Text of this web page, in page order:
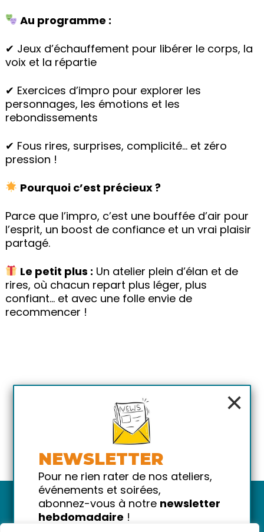
Au programme :
✔ Jeux d’échauffement pour libérer le corps, la
voix et la répartie
✔ Exercices d’impro pour explorer les
personnages, les émotions et les
rebondissements
✔ Fous rires, surprises, complicité… et zéro
pression !
Pourquoi c’est précieux ?
Parce que l’impro, c’est une bouffée d’air pour
l’esprit, un boost de confiance et un vrai plaisir
partagé.
Le petit plus : Un atelier plein d’élan et de
rires, où chacun repart plus léger, plus
confiant… et avec une folle envie de
recommencer !
×
NEWSLETTER
Pour ne rien rater de nos ateliers,
événements et soirées,
abonnez-vous à notre newsletter
hebdomadaire !